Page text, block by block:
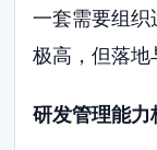
一套需要组织
极高，但落地
研发管理能力